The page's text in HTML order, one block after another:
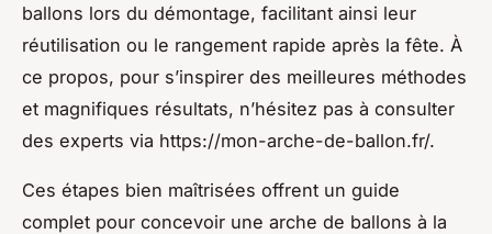
ballons lors du démontage, facilitant ainsi leur
réutilisation ou le rangement rapide après la fête. À
ce propos, pour s’inspirer des meilleures méthodes
et magnifiques résultats, n’hésitez pas à consulter
des experts via https://mon-arche-de-ballon.fr/.
Ces étapes bien maîtrisées offrent un guide
complet pour concevoir une arche de ballons à la